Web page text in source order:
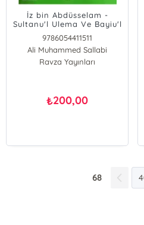
İz bin Abdüsselam -
Sultanu'l Ulema Ve Bayiu'l
Ümera; Dirilişin Öncüsü
Alimler Serisi 3
9786054411511
Ali Muhammed Sallabi
Ravza Yayınları
₺200,00
68